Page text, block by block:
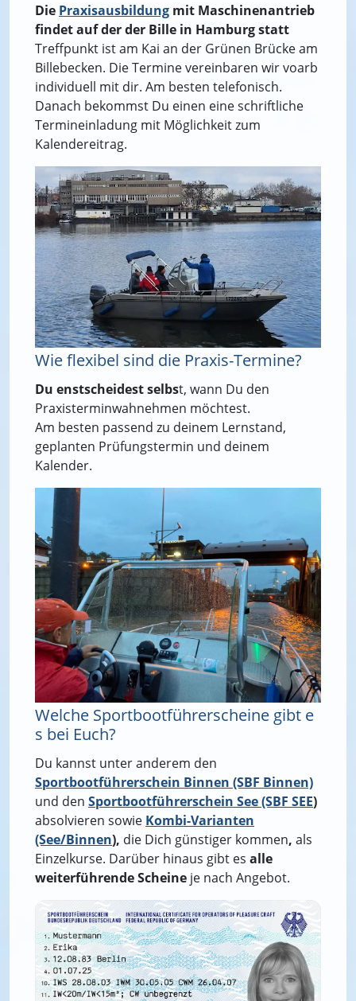
Die Praxisausbildung mit Maschinenantrieb
findet auf der der Bille in Hamburg statt
Treffpunkt ist am Kai an der Grünen Brücke am
Billebecken. Die Termine vereinbaren wir voarb
individuell mit dir. Am besten telefonisch.
Danach bekommst Du einen eine schriftliche
Termineinladung mit Möglichkeit zum
Kalendereitrag.
Wie flexibel sind die Praxis-Termine?
Du enstscheidest selbst, wann Du den
Praxisterminwahnehmen möchtest.
Am besten passend zu deinem Lernstand,
geplanten Prüfungstermin und deinem
Kalender.
Welche Sportbootführerscheine gibt e
s bei Euch?
Du kannst unter anderem den
Sportbootführerschein Binnen (SBF Binnen)
und den Sportbootführerschein See (SBF SEE)
absolvieren sowie Kombi-Varianten
(See/Binnen), die Dich günstiger kommen, als
Einzelkurse. Darüber hinaus gibt es alle
weiterführende Scheine je nach Angebot.